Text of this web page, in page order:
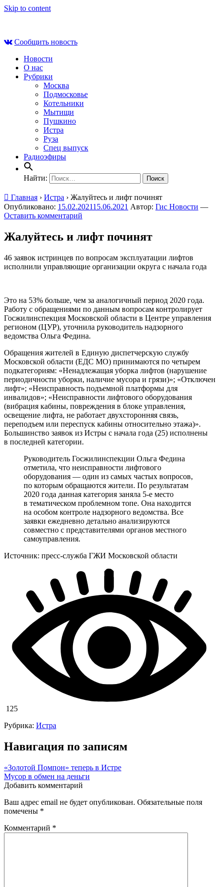
Skip to content
Сообщить новость
Новости
О нас
Рубрики
Москва
Подмосковье
Котельники
Мытищи
Пушкино
Истра
Руза
Спец выпуск
Радиоэфиры
Найти:
Главная › Истра › Жалуйтесь и лифт починят
Опубликовано: 15.02.202115.06.2021 Автор: Гис Новости —
Оставить комментарий
Жалуйтесь и лифт починят
46 заявок истринцев по вопросам эксплуатации лифтов
исполнили управляющие организации округа с начала года
Это на 53% больше, чем за аналогичный период 2020 года.
Работу с обращениями по данным вопросам контролирует
Госжилинспекция Московской области в Центре управления
регионом (ЦУР), уточнила руководитель надзорного
ведомства Ольга Федина.
Обращения жителей в Единую диспетчерскую службу
Московской области (ЕДС МО) принимаются по четырем
подкатегориям: «Ненадлежащая уборка лифтов (нарушение
периодичности уборки, наличие мусора и грязи)»; «Отключен
лифт»; «Неисправность подъемной платформы для
инвалидов»; «Неисправности лифтового оборудования
(вибрация кабины, повреждения в блоке управления,
освещение лифта, не работает двухсторонняя связь,
переподъем или переспуск кабины относительно этажа)».
Большинство заявок из Истры с начала года (25) исполнены
в последней категории.
Руководитель Госжилинспекции Ольга Федина
отметила, что неисправности лифтового
оборудования — один из самых частых вопросов,
по которым обращаются жители. По результатам
2020 года данная категория заняла 5-е место
в тематическом проблемном топе. Она находится
на особом контроле надзорного ведомства. Все
заявки ежедневно детально анализируются
совместно с представителями органов местного
самоуправления.
Источник: пресс-служба ГЖИ Московской области
125
Рубрика: Истра
Навигация по записям
«Золотой Помпон» теперь в Истре
Мусор в обмен на деньги
Добавить комментарий
Ваш адрес email не будет опубликован. Обязательные поля
помечены *
Комментарий *